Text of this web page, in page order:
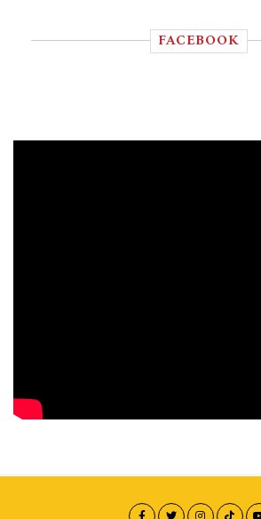
FACEBOOK